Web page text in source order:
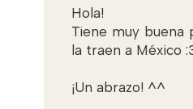
Hola!
Tiene muy buena
la traen a México
¡Un abrazo! ^^